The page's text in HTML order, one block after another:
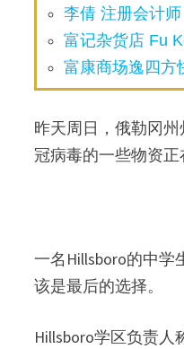
李倩 注册会计
富记杂货店 Fu
富康商场逸四方
昨天周日，俄勒冈
冠病毒的一些物资
一名Hillsboro的中
该是最后的选择。
Hillsboro学区负责